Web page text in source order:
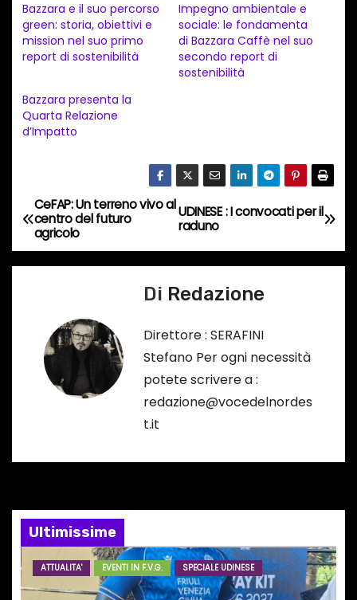
a
m
e
t
o
c
o
s
Bazzara e il suo percorso
green: storia, obiettivi e
mission nel suo primo
report di sostenibilità
Impegno ambientale e
sociale: le fondamenta
di Bazzara Caffè nel suo
secondo report di
sostenibilità
Bazzara presenta la
Quarta Relazione
d’Impatto
N
a
n
e
a
UDINESE : I convocati per il
raduno
CeFAP: Un terreno vivo al
centro del futuro
agricolo
Di Redazione
Direttore : SERAFINI
Stefano Per ogni necessità
potete scrivere a :
redazione@vocedelnordes
t.it
Ultimissime
ATTUALITA' EVENTI IN F.V.G. SPECIALE UDINESE